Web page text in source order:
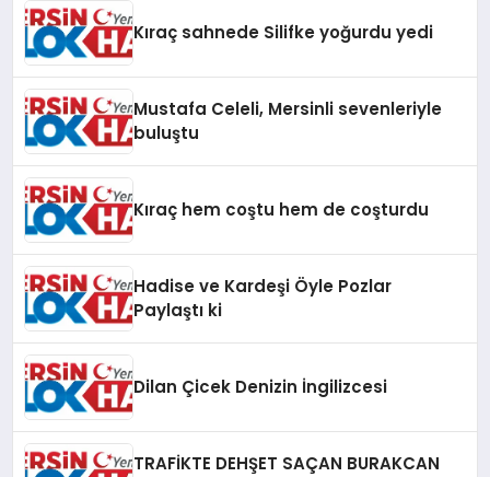
Kıraç sahnede Silifke yoğurdu yedi
Mustafa Celeli, Mersinli sevenleriyle
buluştu
Kıraç hem coştu hem de coşturdu
Hadise ve Kardeşi Öyle Pozlar
Paylaştı ki
Dilan Çicek Denizin İngilizcesi
TRAFİKTE DEHŞET SAÇAN BURAKCAN